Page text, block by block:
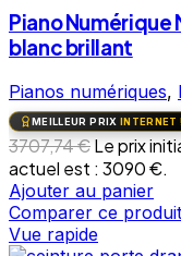
Piano Numérique
blanc brillant
Pianos numériques,
MEILLEUR PRIX INTERNET !
3707,74€Le prix
actuel est : 3090 €.
Ajouter au panier
Comparer ce produit
Vue rapide